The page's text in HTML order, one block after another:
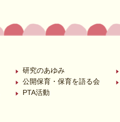
研究のあゆみ
公開保育・保育を語る会
PTA活動